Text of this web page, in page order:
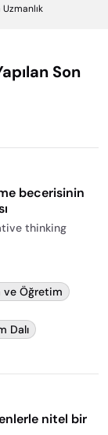
Uzmanlık
Son
becerisinin
thinking
ve Öğretim
Dalı
nitel bir